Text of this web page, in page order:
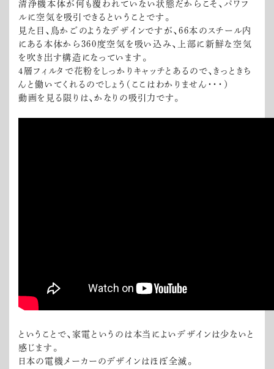
清浄機本体が何も覆われていない状態だからこそ、パワフ
ルに空気を吸引できるということです。
見た目、鳥かごのようなデザインですが、66本のスチール内
にある本体から360度空気を吸い込み、上部に新鮮な空気
を吹き出す構造になっています。
4層フィルタで花粉をしっかりキャッチとあるので、きっときち
んと働いてくれるのでしょう（ここはわかりません・・・）
動画を見る限りは、かなりの吸引力です。
ということで、家電というのは本当によいデザインは少ないと
感じます。
日本の電機メーカーのデザインはほぼ全滅。